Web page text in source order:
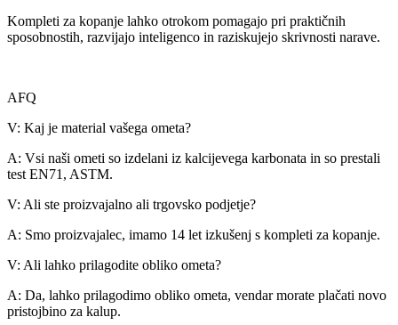
Kompleti za kopanje lahko otrokom pomagajo pri praktičnih
sposobnostih, razvijajo inteligenco in raziskujejo skrivnosti narave.
AFQ
V: Kaj je material vašega ometa?
A: Vsi naši ometi so izdelani iz kalcijevega karbonata in so prestali
test EN71, ASTM.
V: Ali ste proizvajalno ali trgovsko podjetje?
A: Smo proizvajalec, imamo 14 let izkušenj s kompleti za kopanje.
V: Ali lahko prilagodite obliko ometa?
A: Da, lahko prilagodimo obliko ometa, vendar morate plačati novo
pristojbino za kalup.